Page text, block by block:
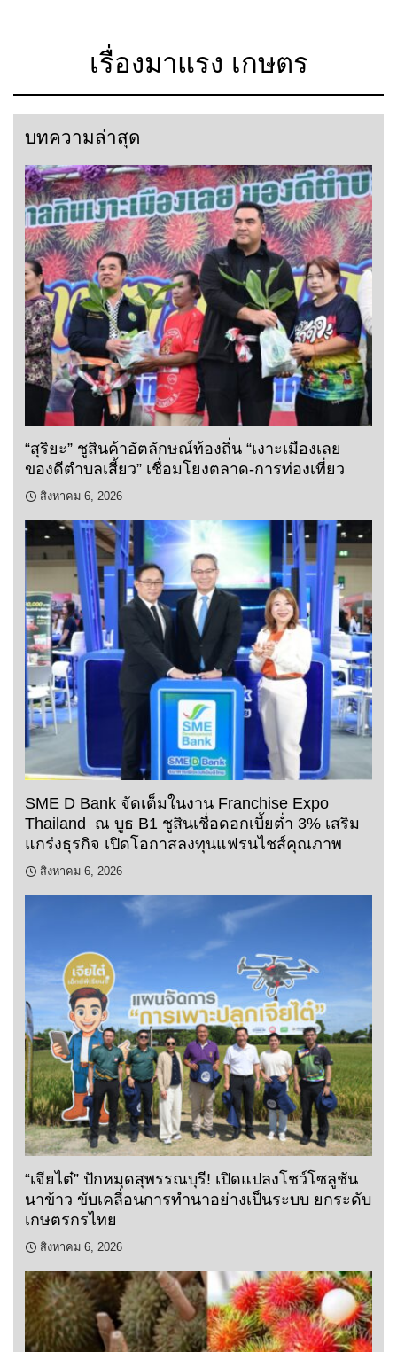
เรื่องมาแรง เกษตร
บทความล่าสุด
“สุริยะ” ชูสินค้าอัตลักษณ์ท้องถิ่น “เงาะเมืองเลย
ของดีตำบลเสี้ยว” เชื่อมโยงตลาด-การท่องเที่ยว
สิงหาคม 6, 2026
SME D Bank จัดเต็มในงาน Franchise Expo
Thailand ณ บูธ B1 ชูสินเชื่อดอกเบี้ยต่ำ 3% เสริม
แกร่งธุรกิจ เปิดโอกาสลงทุนแฟรนไชส์คุณภาพ
สิงหาคม 6, 2026
“เจียไต๋” ปักหมุดสุพรรณบุรี! เปิดแปลงโชว์โซลูชัน
นาข้าว ขับเคลื่อนการทำนาอย่างเป็นระบบ ยกระดับ
เกษตรกรไทย
สิงหาคม 6, 2026